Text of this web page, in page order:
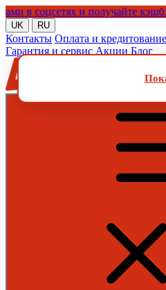
и получайте кэшбэк!
UK RU
Контакты Оплата и кредитование
Гарантия и сервис Акции Блог